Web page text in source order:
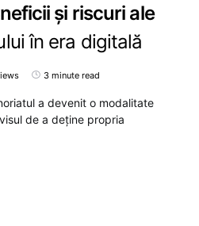
și riscuri ale
în era digitală
3 minute read
a devenit o modalitate
de a deține propria